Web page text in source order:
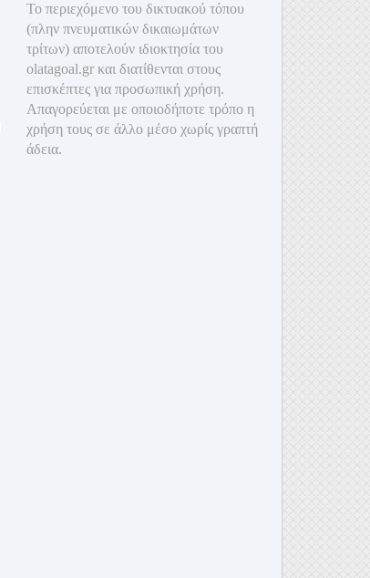
Το περιεχόμενο του δικτυακού τόπου
(πλην πνευματικών δικαιωμάτων
τρίτων) αποτελούν ιδιοκτησία του
olatagoal.gr και διατίθενται στους
επισκέπτες για προσωπική χρήση.
Απαγορεύεται με οποιοδήποτε τρόπο η
χρήση τους σε άλλο μέσο χωρίς γραπτή
άδεια.